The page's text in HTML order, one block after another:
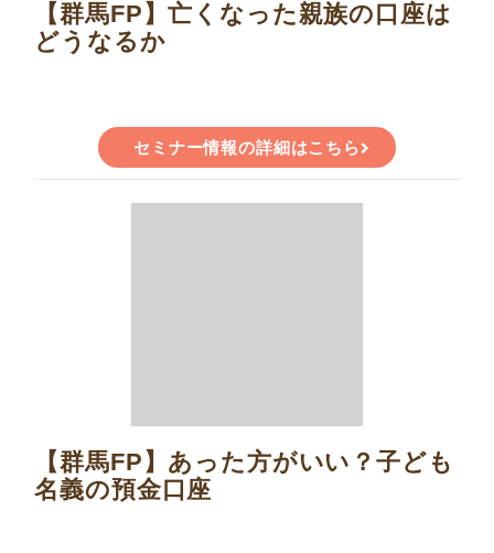
【群馬FP】亡くなった親族の口座は
どうなるか
セミナー情報の詳細はこちら
【群馬FP】あった方がいい？子ども
名義の預金口座